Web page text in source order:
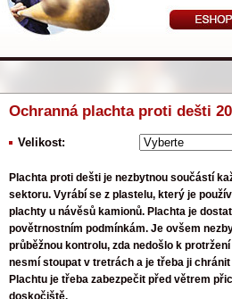
Ochranná plachta proti dešti
Velikost:
Plachta proti dešti je nezbytnou součástí
sektoru. Vyrábí se z plastelu, který je
plachty u návěsů kamionů. Plachta je
povětrnostním podmínkám. Je ovšem
průběžnou kontrolu, zda nedošlo k
nesmí stoupat v tretrách a je třeba ji
Plachtu je třeba zabezpečit před větrem
doskočiště.